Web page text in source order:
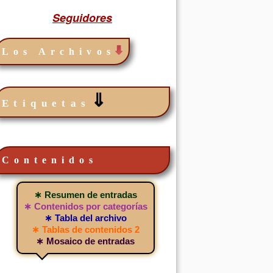
Seguidores
Los Archivos
Etiquetas ⇓
Contenidos
∗ Resumen de entradas
∗ Contenidos por categorías
∗ Tabla del archivo
∗ Tablas de contenidos 2
∗ Mosaico de entradas